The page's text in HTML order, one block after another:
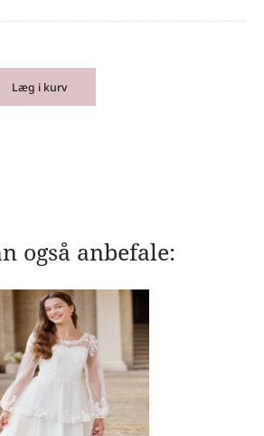
Læg i kurv
også anbefale: